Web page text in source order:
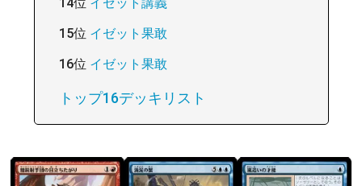
15位 イゼット果敢
16位 イゼット果敢
トップ16デッキリスト